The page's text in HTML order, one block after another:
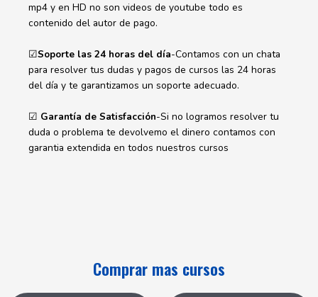
mp4 y en HD no son videos de youtube todo es
contenido del autor de pago.
☑Soporte las 24 horas del día-Contamos con un chata
para resolver tus dudas y pagos de cursos las 24 horas
del día y te garantizamos un soporte adecuado.
☑ Garantía de Satisfacción-Si no logramos resolver tu
duda o problema te devolvemo el dinero contamos con
garantia extendida en todos nuestros cursos
Comprar mas cursos